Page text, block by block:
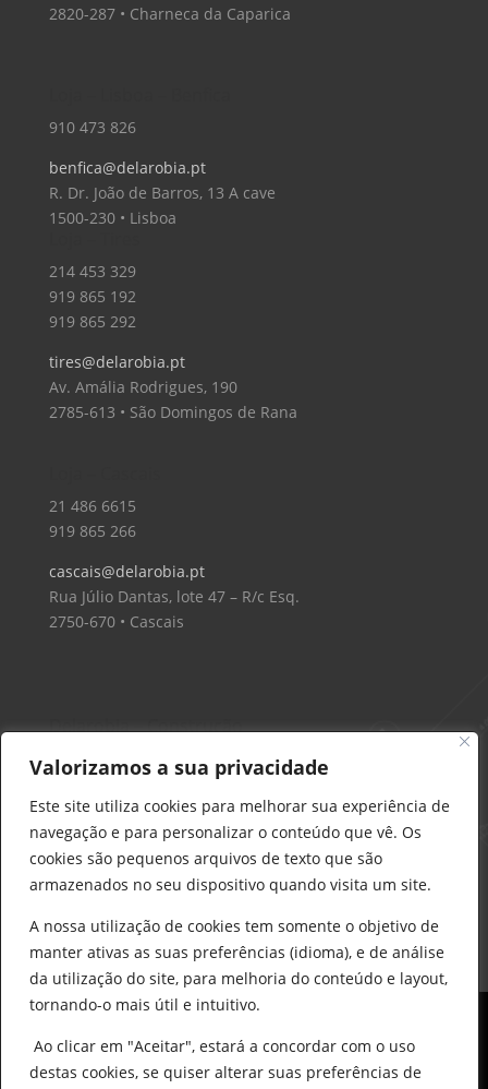
Valorizamos a sua privacidade
Este site utiliza cookies para melhorar sua experiência de
navegação e para personalizar o conteúdo que vê. Os
cookies são pequenos arquivos de texto que são
armazenados no seu dispositivo quando visita um site.
A nossa utilização de cookies tem somente o objetivo de
manter ativas as suas preferências (idioma), e de análise
da utilização do site, para melhoria do conteúdo e layout,
tornando-o mais útil e intuitivo.
Ao clicar em "Aceitar", estará a concordar com o uso
destas cookies, se quiser alterar suas preferências de
2820-287 • Charneca da Caparica
910 473 826
benfica@delarobia.pt
R. Dr. João de Barros, 13 A cave
1500-230 • Lisboa
214 453 329
919 865 192
919 865 292
tires@delarobia.pt
Av. Amália Rodrigues, 190
2785-613 • São Domingos de Rana
21 486 6615
919 865 266
cascais@delarobia.pt
Rua Júlio Dantas, lote 47 – R/c Esq.
2750-670 • Cascais
Delarobia – Construção
912 441 514
construcao@delarobia.pt
R. António Andrade, 1171
2820-287 • Charneca de Caparica